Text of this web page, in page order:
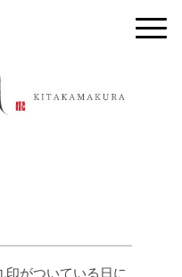
印がついている日に